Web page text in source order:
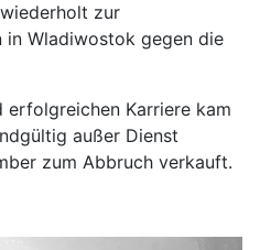
zur
in Wladiwostok gegen die
erfolgreichen Karriere kam
außer Dienst
zum Abbruch verkauft.